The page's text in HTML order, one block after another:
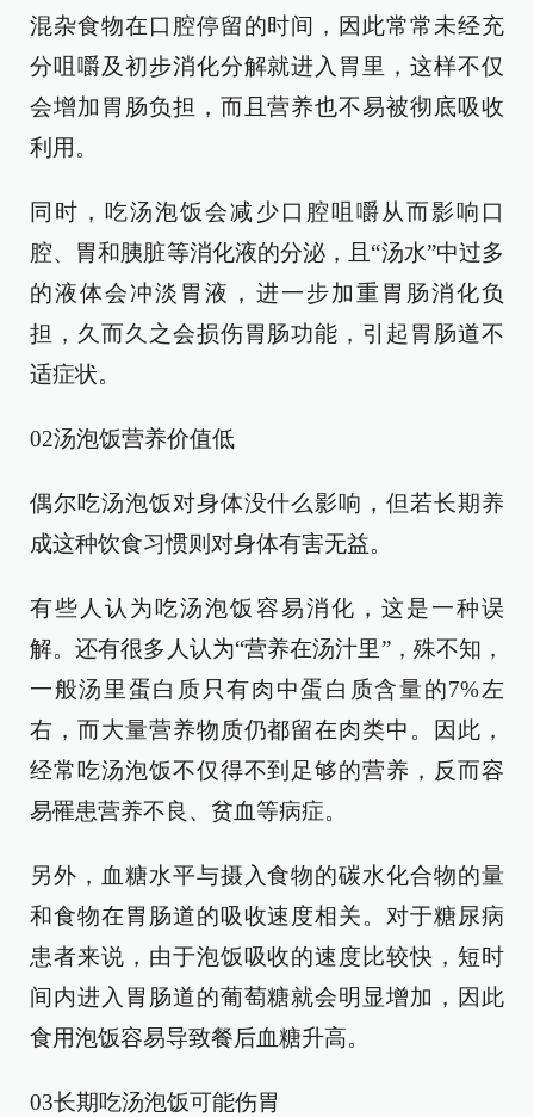
混杂食物在口腔停留的时间，因此常常未经充
分咀嚼及初步消化分解就进入胃里，这样不仅
会增加胃肠负担，而且营养也不易被彻底吸收
利用。
同时，吃汤泡饭会减少口腔咀嚼从而影响口
腔、胃和胰脏等消化液的分泌，且“汤水”中过多
的液体会冲淡胃液，进一步加重胃肠消化负
担，久而久之会损伤胃肠功能，引起胃肠道不
适症状。
02汤泡饭营养价值低
偶尔吃汤泡饭对身体没什么影响，但若长期养
成这种饮食习惯则对身体有害无益。
有些人认为吃汤泡饭容易消化，这是一种误
解。还有很多人认为“营养在汤汁里”，殊不知，
一般汤里蛋白质只有肉中蛋白质含量的7%左
右，而大量营养物质仍都留在肉类中。因此，
经常吃汤泡饭不仅得不到足够的营养，反而容
易罹患营养不良、贫血等病症。
另外，血糖水平与摄入食物的碳水化合物的量
和食物在胃肠道的吸收速度相关。对于糖尿病
患者来说，由于泡饭吸收的速度比较快，短时
间内进入胃肠道的葡萄糖就会明显增加，因此
食用泡饭容易导致餐后血糖升高。
03长期吃汤泡饭可能伤胃